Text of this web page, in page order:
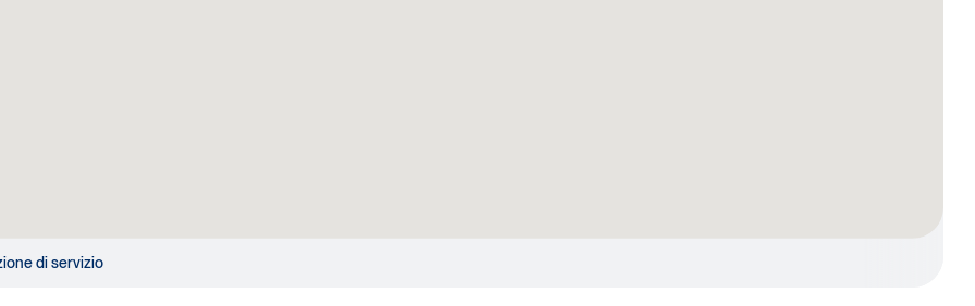
di servizio